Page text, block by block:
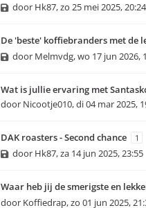
door Hk87,zo 25 mei 2025, 20:24
De 'beste' koffiebranders met de
door Melmvdg,wo 17 jun 2026,
Wat is jullie ervaring met
door Nicootje010,di 04 mar 2025,
DAK roasters - Second chance 1
door Hk87,za 14 jun 2025, 23:55
Waar heb jij de smerigste en
door Koffiedrap,zo 01 jun 2025,